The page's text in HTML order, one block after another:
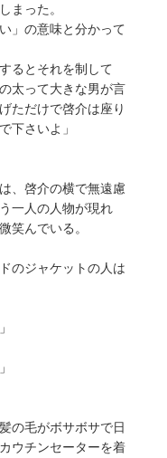
まった。
」の意味と分かって
るとそれを制して
太って大きな男が言
ただけで啓介は座り
下さいよ」
、啓介の横で無遠慮
一人の人物が現れ
笑んでいる。
のジャケットの人は
の毛がボサボサで日
ウチンセーターを着